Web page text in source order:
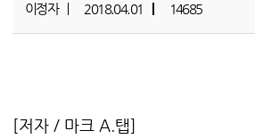
이정자 2018.04.01 14685
[저자 / 마크 A.탭]